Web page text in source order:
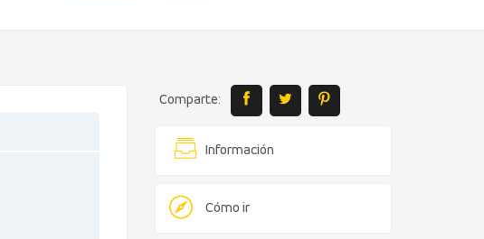
Comparte:
Información
Cómo ir